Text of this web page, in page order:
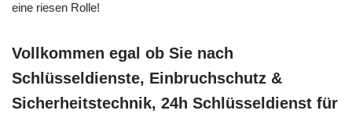
eine riesen Rolle!
Vollkommen egal ob Sie nach
Schlüsseldienste, Einbruchschutz &
Sicherheitstechnik, 24h Schlüsseldienst für